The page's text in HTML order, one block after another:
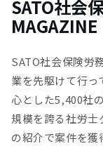
SATO社会
MAGAZINE
SATO社会保険労
業を先駆けて行っ
心とした5,400社
規模を誇る社労士
の紹介で案件を獲